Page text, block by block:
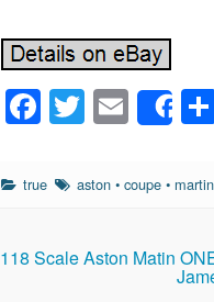
F
a
c
b
o
T
wi
tt
E
m
ail
true aston •coupe • martin
118 Scale Aston Matin